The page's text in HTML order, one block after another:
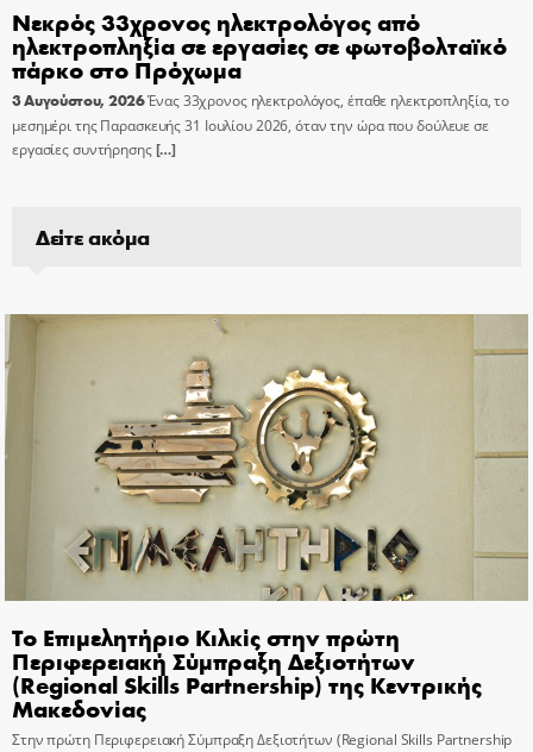
Νεκρός 33χρονος ηλεκτρολόγος από
ηλεκτροπληξία σε εργασίες σε φωτοβολταϊκό
πάρκο στο Πρόχωμα
3 Αυγούστου, 2026Ένας 33χρονος ηλεκτρολόγος, έπαθε ηλεκτροπληξία, το
μεσημέρι της Παρασκευής 31 Ιουλίου 2026, όταν την ώρα που δούλευε σε
εργασίες συντήρησης[…]
Δείτε ακόμα
Το Επιμελητήριο Κιλκίς στην πρώτη
Περιφερειακή Σύμπραξη Δεξιοτήτων
(Regional Skills Partnership) της Κεντρικής
Μακεδονίας
Στην πρώτη Περιφερειακή Σύμπραξη Δεξιοτήτων (Regional Skills Partnership